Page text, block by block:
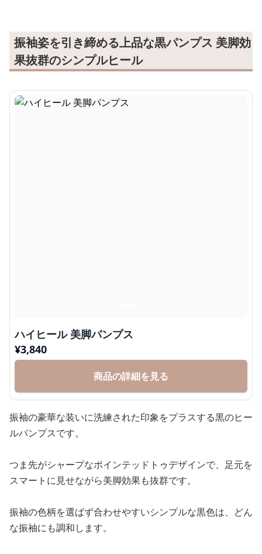
振袖姿を引き締める上品な黒パンプス 美脚効
果抜群のシンプルヒール
ハイヒール 美脚パンプス
¥3,840
商品の詳細を見る
振袖の豪華な装いに洗練された印象をプラスする黒のヒー
ルパンプスです。
つま先がシャープなポインテッドトゥデザインで、足元を
スマートに見せながら美脚効果も抜群です。
振袖の色柄を選ばず合わせやすいシンプルな黒色は、どん
な振袖にも調和します。